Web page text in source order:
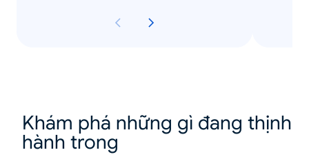
Khám phá những gì đang thịnh
hành trong